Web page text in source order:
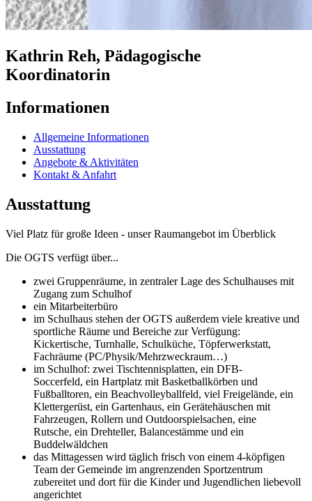
Kathrin Reh, Pädagogische
Koordinatorin
Informationen
Allgemeine Informationen
Ausstattung
Angebote & Aktivitäten
Kontakt & Anfahrt
Ausstattung
Viel Platz für große Ideen - unser Raumangebot im Überblick
Die OGTS verfügt über...
zwei Gruppenräume, in zentraler Lage des Schulhauses mit
Zugang zum Schulhof
ein Mitarbeiterbüro
im Schulhaus stehen der OGTS außerdem viele kreative und
sportliche Räume und Bereiche zur Verfügung:
Kickertische, Turnhalle, Schulküche, Töpferwerkstatt,
Fachräume (PC/Physik/Mehrzweckraum…)
im Schulhof: zwei Tischtennisplatten, ein DFB-
Soccerfeld, ein Hartplatz mit Basketballkörben und
Fußballtoren, ein Beachvolleyballfeld, viel Freigelände, ein
Klettergerüst, ein Gartenhaus, ein Gerätehäuschen mit
Fahrzeugen, Rollern und Outdoorspielsachen, eine
Rutsche, ein Drehteller, Balancestämme und ein
Buddelwäldchen
das Mittagessen wird täglich frisch von einem 4-köpfigen
Team der Gemeinde im angrenzenden Sportzentrum
zubereitet und dort für die Kinder und Jugendlichen liebevoll
angerichtet